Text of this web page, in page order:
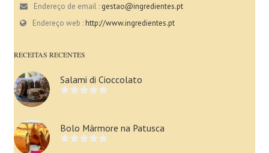
Endereço de email : gestao@ingredientes.pt
Endereço web :http://www.ingredientes.pt
RECEITAS RECENTES
Salami di Cioccolato
Bolo Mármore na Patusca